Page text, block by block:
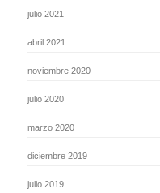
julio 2021
abril 2021
noviembre 2020
julio 2020
marzo 2020
diciembre 2019
julio 2019